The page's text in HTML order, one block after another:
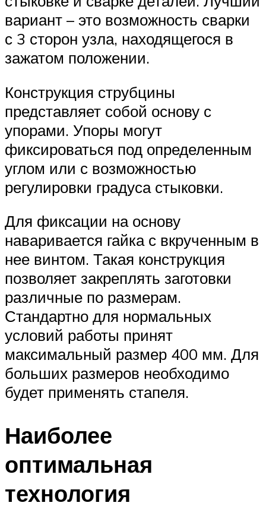
вариант – это возможность сварки
с 3 сторон узла, находящегося в
зажатом положении.
Конструкция струбцины
представляет собой основу с
упорами. Упоры могут
фиксироваться под определенным
углом или с возможностью
регулировки градуса стыковки.
Для фиксации на основу
наваривается гайка с вкрученным в
нее винтом. Такая конструкция
позволяет закреплять заготовки
различные по размерам.
Стандартно для нормальных
условий работы принят
максимальный размер 400 мм. Для
больших размеров необходимо
будет применять стапеля.
Наиболее
оптимальная
технология